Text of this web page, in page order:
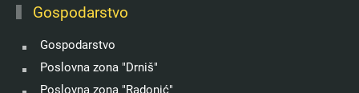
Gospodarstvo
Gospodarstvo
Poslovna zona "Drniš"
Poslovna zona "Radonić"